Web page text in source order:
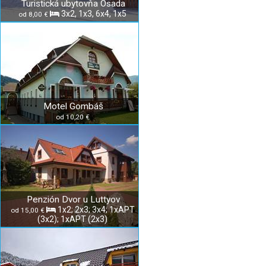
Turistická ubytovňa Osada
od 8,00 € 3x2, 1x3, 6x4, 1x5
Motel Gombáš
od 10,20 €
Penzión Dvor u Luttyov
od 15,00 €
1x2; 2x3; 3x4; 1xAPT
(3x2); 1xAPT (2x3)